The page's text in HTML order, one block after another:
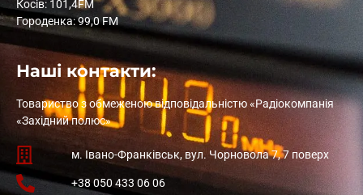
Косів: 101,4FM
Городенка: 99,0 FM
Наші контакти:
Товариство з обмеженою відповідальністю «Радіокомпанія
«Західний полюс»
м. Івано-Франківськ, вул. Чорновола 7, 7 поверх
+38 050 433 06 06